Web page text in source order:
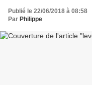
Publié le 22/06/2018 à 08:58
Par Philippe